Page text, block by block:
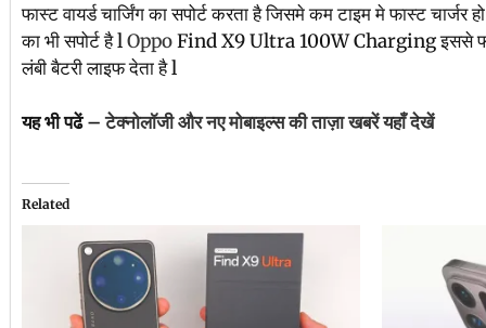
फास्ट वायर्ड चार्जिंग का सपोर्ट करता है जिसमे कम टाइम मे फास्ट चार्जर
का भी सपोर्ट है lOppoFind X9 Ultra 100W Charging इससे
लंबी बैटरी लाइफ देता है l
यह भी पढें –टेक्नोलॉजी और नए मोबाइल्स की ताज़ा खबरें यहाँ देखें
Related